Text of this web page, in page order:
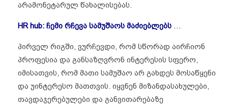
არამონეტარულ წახალისებას.
HR hub: ჩემი რჩევა სამუშაოს მაძიებლებს …
პირველ რიგში, ვურჩევდი, რომ სწორად აირჩიონ
პროფესია და განსაზღვრონ ინტერესის სფერო,
იმისათვის, რომ მათი სამუშაო არ გახდეს მოსაწყენი
და უინტერესო მათთვის. იყვნენ მიზანდასახულები,
თავდაჯერებულები და განვითარებაზე